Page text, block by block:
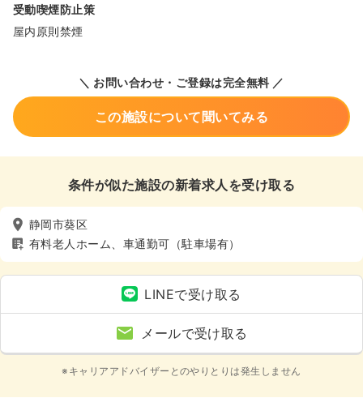
受動喫煙防止策
屋内原則禁煙
＼ お問い合わせ・ご登録は完全無料 ／
この施設について聞いてみる
条件が似た施設の新着求人を受け取る
静岡市葵区
有料老人ホーム、車通勤可（駐車場有）
LINEで受け取る
メールで受け取る
※キャリアアドバイザーとのやりとりは発生しません